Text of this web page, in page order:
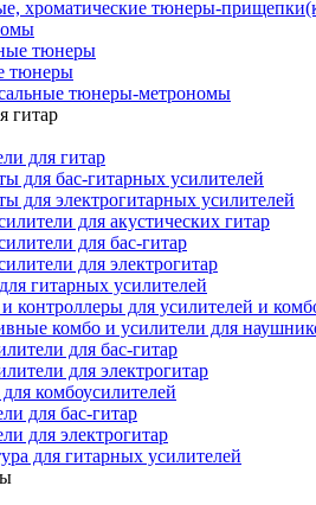
хроматические тюнеры-
тюнеры
тюнеры
тюнеры-метрономы
гитар
для гитар
для бас-гитарных усилителей
для электрогитарных усилителей
для акустических гитар
для бас-гитар
для электрогитар
гитарных усилителей
контроллеры для усилителей и
комбо и усилители для
для бас-гитар
для электрогитар
комбоусилителей
для бас-гитар
для электрогитар
для гитарных усилителей